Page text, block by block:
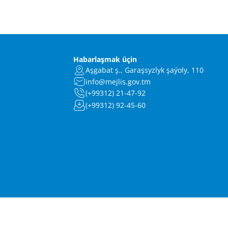
Habarlaşmak üçin
Aşgabat ş., Garaşsyzlyk şaýoly, 110
info@mejlis.gov.tm
(+99312) 21-47-92
(+99312) 92-45-60